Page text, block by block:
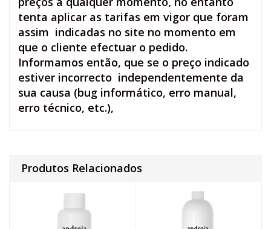
tenta aplicar as tarifas em vigor que foram
assim indicadas no site no momento em
que o cliente efectuar o pedido.
Informamos então, que se o preço indicado
estiver incorrecto independentemente da
sua causa (bug informático, erro manual,
erro técnico, etc.),
Produtos Relacionados